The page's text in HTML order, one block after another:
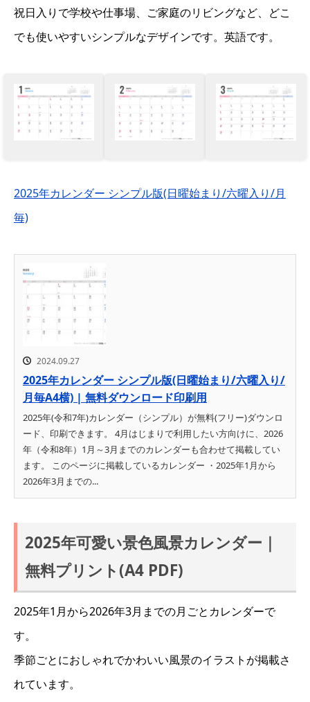
祝日入りで学校や仕事場、ご家庭のリビングなど、どこ
でも使いやすいシンプルなデザインです。英語です。
2025年カレンダー シンプル版(日曜始まり/六曜入り/月
毎)
2024.09.27
2025年カレンダー シンプル版(日曜始まり/六曜入り/
月毎A4横) | 無料ダウンロード印刷用
2025年(令和7年)カレンダー（シンプル）が無料(フリー)ダウンロ
ード、印刷できます。 4月はじまりで利用したい方向けに、2026
年（令和8年）1月～3月までのカレンダーも合わせて掲載してい
ます。 このページに掲載しているカレンダー ・2025年1月から
2026年3月までの...
2025年可愛い景色風景カレンダー｜
無料プリント(A4 PDF)
2025年1月から2026年3月までの月ごとカレンダーで
す。
季節ごとにおしゃれでかわいい風景のイラストが掲載さ
れています。